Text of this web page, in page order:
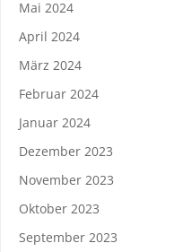
Mai 2024
April 2024
März 2024
Februar 2024
Januar 2024
Dezember 2023
November 2023
Oktober 2023
September 2023